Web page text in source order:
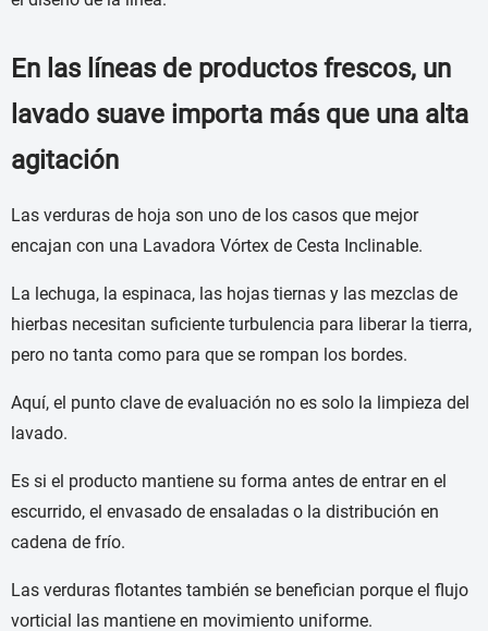
En las líneas de productos frescos, un
lavado suave importa más que una alta
agitación
Las verduras de hoja son uno de los casos que mejor
encajan con una Lavadora Vórtex de Cesta Inclinable.
La lechuga, la espinaca, las hojas tiernas y las mezclas de
hierbas necesitan suficiente turbulencia para liberar la tierra,
pero no tanta como para que se rompan los bordes.
Aquí, el punto clave de evaluación no es solo la limpieza del
lavado.
Es si el producto mantiene su forma antes de entrar en el
escurrido, el envasado de ensaladas o la distribución en
cadena de frío.
Las verduras flotantes también se benefician porque el flujo
vorticial las mantiene en movimiento uniforme.